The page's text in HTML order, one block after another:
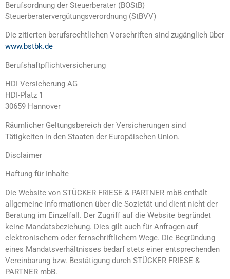
Berufsordnung der Steuerberater (BOStB)
Steuerberatervergütungsverordnung (StBVV)
Die zitierten berufsrechtlichen Vorschriften sind zugänglich über
www.bstbk.de
Berufshaftpflichtversicherung
HDI Versicherung AG
HDI-Platz 1
30659 Hannover
Räumlicher Geltungsbereich der Versicherungen sind
Tätigkeiten in den Staaten der Europäischen Union.
Disclaimer
Haftung für Inhalte
Die Website von STÜCKER FRIESE & PARTNER mbB enthält
allgemeine Informationen über die Sozietät und dient nicht der
Beratung im Einzelfall. Der Zugriff auf die Website begründet
keine Mandatsbeziehung. Dies gilt auch für Anfragen auf
elektronischem oder fernschriftlichem Wege. Die Begründung
eines Mandatsverhältnisses bedarf stets einer entsprechenden
Vereinbarung bzw. Bestätigung durch STÜCKER FRIESE &
PARTNER mbB.